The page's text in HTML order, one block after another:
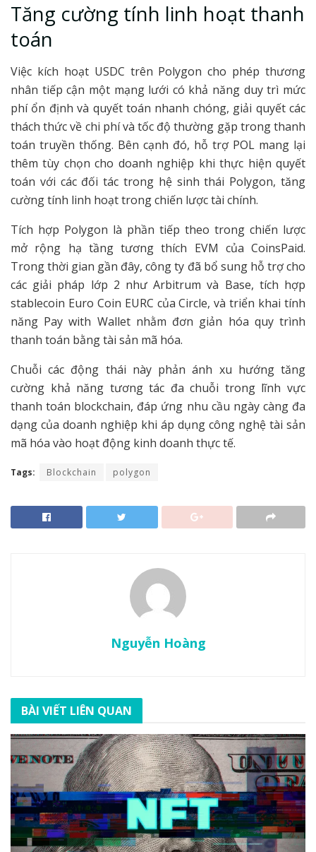
Tăng cường tính linh hoạt thanh
toán
Việc kích hoạt USDC trên Polygon cho phép thương
nhân tiếp cận một mạng lưới có khả năng duy trì mức
phí ổn định và quyết toán nhanh chóng, giải quyết các
thách thức về chi phí và tốc độ thường gặp trong thanh
toán truyền thống. Bên cạnh đó, hỗ trợ POL mang lại
thêm tùy chọn cho doanh nghiệp khi thực hiện quyết
toán với các đối tác trong hệ sinh thái Polygon, tăng
cường tính linh hoạt trong chiến lược tài chính.
Tích hợp Polygon là phần tiếp theo trong chiến lược
mở rộng hạ tầng tương thích EVM của CoinsPaid.
Trong thời gian gần đây, công ty đã bổ sung hỗ trợ cho
các giải pháp lớp 2 như Arbitrum và Base, tích hợp
stablecoin Euro Coin EURC của Circle, và triển khai tính
năng Pay with Wallet nhằm đơn giản hóa quy trình
thanh toán bằng tài sản mã hóa.
Chuỗi các động thái này phản ánh xu hướng tăng
cường khả năng tương tác đa chuỗi trong lĩnh vực
thanh toán blockchain, đáp ứng nhu cầu ngày càng đa
dạng của doanh nghiệp khi áp dụng công nghệ tài sản
mã hóa vào hoạt động kinh doanh thực tế.
Tags: Blockchain polygon
Nguyễn Hoàng
BÀI VIẾT LIÊN QUAN